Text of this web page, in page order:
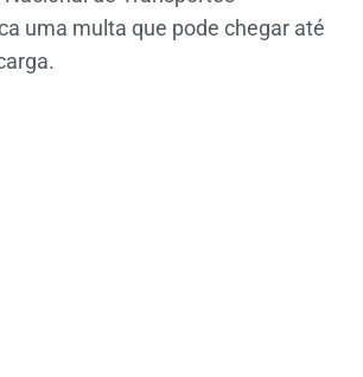
uma multa que pode chegar até